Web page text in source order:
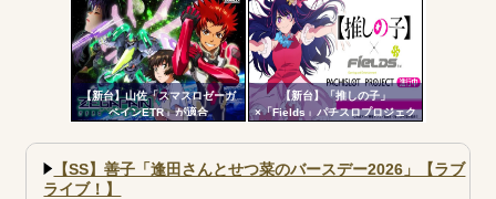
【新台】山佐「スマスロゼーガ
ペインETR」が適合
【新台】「推しの子」
×「Fields」パチスロプロジェク
でBITESやれるんか！？_
【SS】善子「逢田さんとせつ菜のバースデー2026」【ラブ
ライブ！】